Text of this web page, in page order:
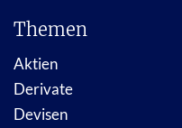
Themen
Aktien
Derivate
Devisen